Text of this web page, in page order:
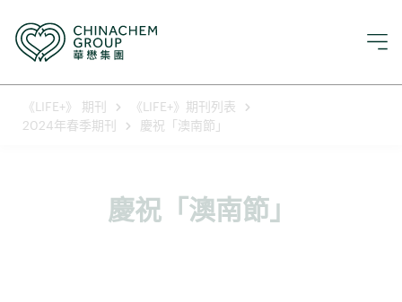
《LIFE+》 期刊
《LIFE+》期刊列表
2024年春季期刊
慶祝「澳南節」
慶祝「澳南節」